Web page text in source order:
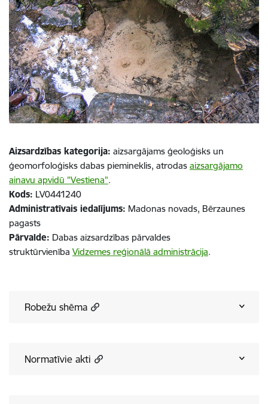
Aizsardzības kategorija: aizsargājams ģeoloģisks un
ģeomorfoloģisks dabas piemineklis, atrodas aizsargājamo
ainavu apvidū "Vestiena".
Kods: LV0441240
Administratīvais iedalījums: Madonas novads, Bērzaunes
pagasts
Pārvalde: Dabas aizsardzības pārvaldes
struktūrvienība Vidzemes reģionālā administrācija.
Robežu shēma
Normatīvie akti